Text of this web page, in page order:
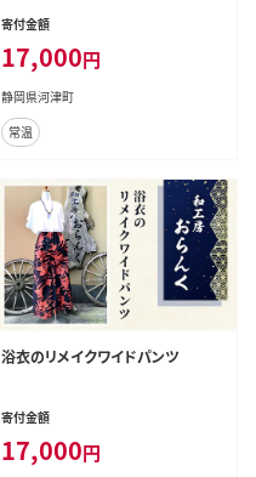
女性 レディース ロング ロングスカ
町
寄付金額
17,000円
静岡県河津町
常温
浴衣のリメイクワイドパンツ
寄付金額
17,000円